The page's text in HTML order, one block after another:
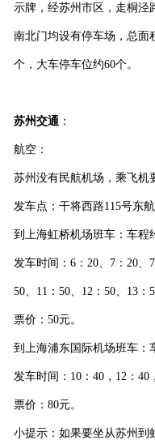
示牌，经苏州市区，走桐泾
南北门均设有停车场，总面
个，大车停车位约60个。
苏州交通 ：
航空：
苏州没有民航机场，乘飞机
发车点：干将西路115号东
到上海虹桥机场班车：车程
发车时间： 6： 20、 7： 20、 7
50、 11 ： 50、 12 ： 50、 13：
票价： 50元。
到上海浦东国际机场班车：
发车时间： 10： 40， 12 ： 40，
票价： 80元。
小提示：如果要坐从苏州到